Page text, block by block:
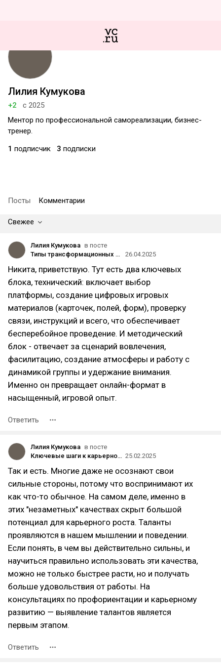
Лилия Кумукова
+2
с 2025
Ментор по профессиональной самореализации, бизнес-
тренер.
1 подписчик 3 подписки
Посты Комментарии
Свежее
Лилия Кумукова в посте
Типы трансформационных игр: как выбрать свою
26.04.2025
Никита, приветствую. Тут есть два ключевых
блока, технический: включает выбор
платформы, создание цифровых игровых
материалов (карточек, полей, форм), проверку
связи, инструкций и всего, что обеспечивает
бесперебойное проведение. И методический
блок - отвечает за сценарий вовлечения,
фасилитацию, создание атмосферы и работу с
динамикой группы и удержание внимания.
Именно он превращает онлайн-формат в
насыщенный, игровой опыт.
Ответить
Лилия Кумукова в посте
Ключевые шаги к карьерному росту в найме: личный опыт 25.02.2025
Так и есть. Многие даже не осознают свои
сильные стороны, потому что воспринимают их
как что-то обычное. На самом деле, именно в
этих "незаметных" качествах скрыт большой
потенциал для карьерного роста. Таланты
проявляются в нашем мышлении и поведении.
Если понять, в чем вы действительно сильны, и
научиться правильно использовать эти качества,
можно не только быстрее расти, но и получать
больше удовольствия от работы. На
консультациях по профориентации и карьерному
развитию — выявление талантов является
первым этапом.
Ответить